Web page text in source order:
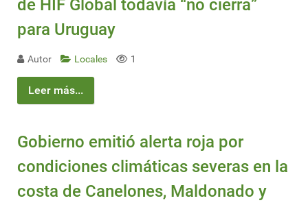
de HIF Global todavía “no cierra”
para Uruguay
Autor Locales 1
Leer más...
Gobierno emitió alerta roja por
condiciones climáticas severas en la
costa de Canelones, Maldonado y